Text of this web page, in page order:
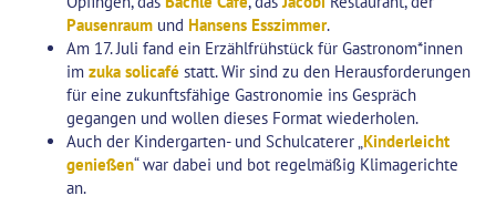
Pausenraum und Hansens Esszimmer.
Am 17. Juli fand ein Erzählfrühstück für Gastronom*innen
im zuka solicafé statt. Wir sind zu den Herausforderungen
für eine zukunftsfähige Gastronomie ins Gespräch
gegangen und wollen dieses Format wiederholen.
Auch der Kindergarten- und Schulcaterer „Kinderleicht
genießen“ war dabei und bot regelmäßig Klimagerichte
an.